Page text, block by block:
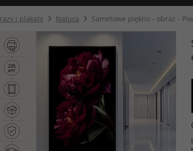
i plakaty Natura Sametowe piękno - obraz -